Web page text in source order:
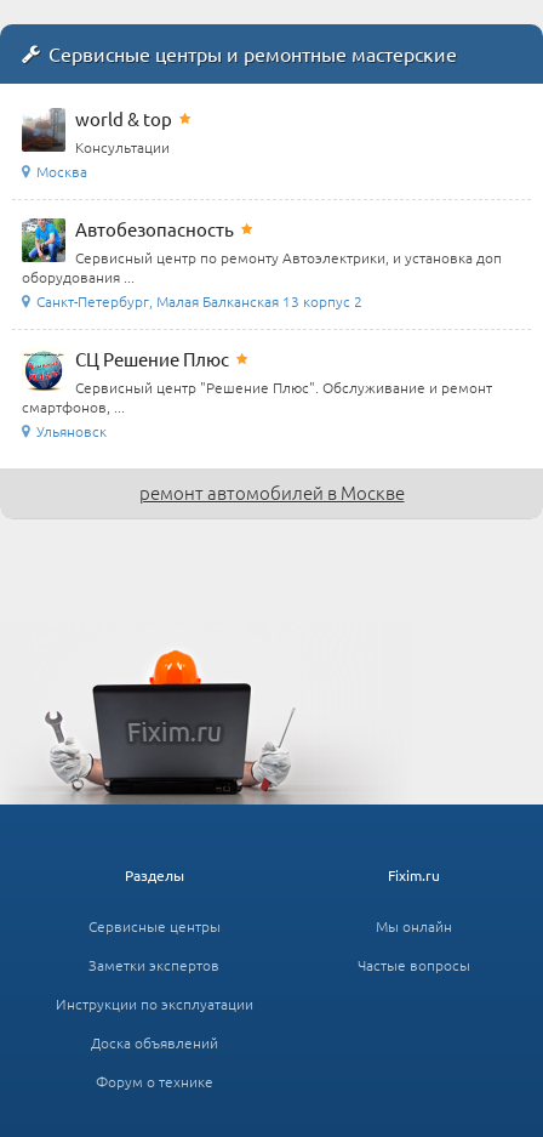
Сервисные центры и ремонтные мастерские
world & top
Консультации
Москва
Автобезопасность
Сервисный центр по ремонту Автоэлектрики, и установка доп
оборудования ...
Санкт-Петербург, Малая Балканская 13 корпус 2
СЦ Решение Плюс
Сервисный центр "Решение Плюс". Обслуживание и ремонт
смартфонов, ...
Ульяновск
ремонт автомобилей в Москве
Fixim.ru
Мы онлайн
Частые вопросы
Разделы
Сервисные центры
Заметки экспертов
Инструкции по эксплуатации
Доска объявлений
Форум о технике